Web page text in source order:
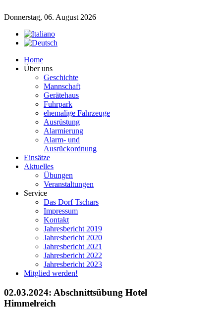
Donnerstag, 06. August 2026
Home
Über uns
Geschichte
Mannschaft
Gerätehaus
Fuhrpark
ehemalige Fahrzeuge
Ausrüstung
Alarmierung
Alarm- und
Ausrückordnung
Einsätze
Aktuelles
Übungen
Veranstaltungen
Service
Das Dorf Tschars
Impressum
Kontakt
Jahresbericht 2019
Jahresbericht 2020
Jahresbericht 2021
Jahresbericht 2022
Jahresbericht 2023
Mitglied werden!
02.03.2024: Abschnittsübung Hotel
Himmelreich